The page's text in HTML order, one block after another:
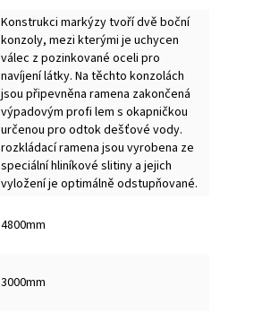
Konstrukci markýzy tvoří dvě boční
konzoly, mezi kterými je uchycen
válec z pozinkované oceli pro
navíjení látky. Na těchto konzolách
jsou připevněna ramena zakončená
výpadovým profi lem s okapničkou
určenou pro odtok dešťové vody.
rozkládací ramena jsou vyrobena ze
speciální hliníkové slitiny a jejich
vyložení je optimálně odstupňované.
4800mm
3000mm